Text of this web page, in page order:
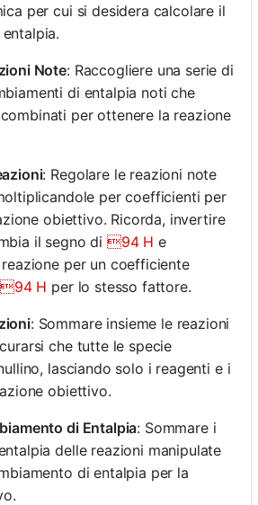
per cui si desidera calcolare il
Note: Raccogliere una serie di
di entalpia noti che
per ottenere la reazione
: Regolare le reazioni note
per coefficienti per
obiettivo. Ricorda, invertire
il segno di 94 H e
per un coefficiente
94 H per lo stesso fattore.
: Sommare insieme le reazioni
che tutte le specie
lasciando solo i reagenti e i
obiettivo.
di Entalpia: Sommare i
delle reazioni manipulate
di entalpia per la